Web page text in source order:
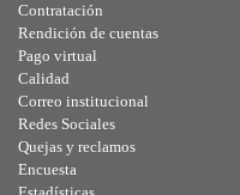
Contratación
Rendición de cuentas
Pago virtual
Calidad
Correo institucional
Redes Sociales
Quejas y reclamos
Encuesta